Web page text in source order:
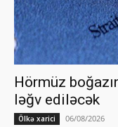
Hörmüz
ləğv ediləcək
Ölkə xarici 06/08/2026